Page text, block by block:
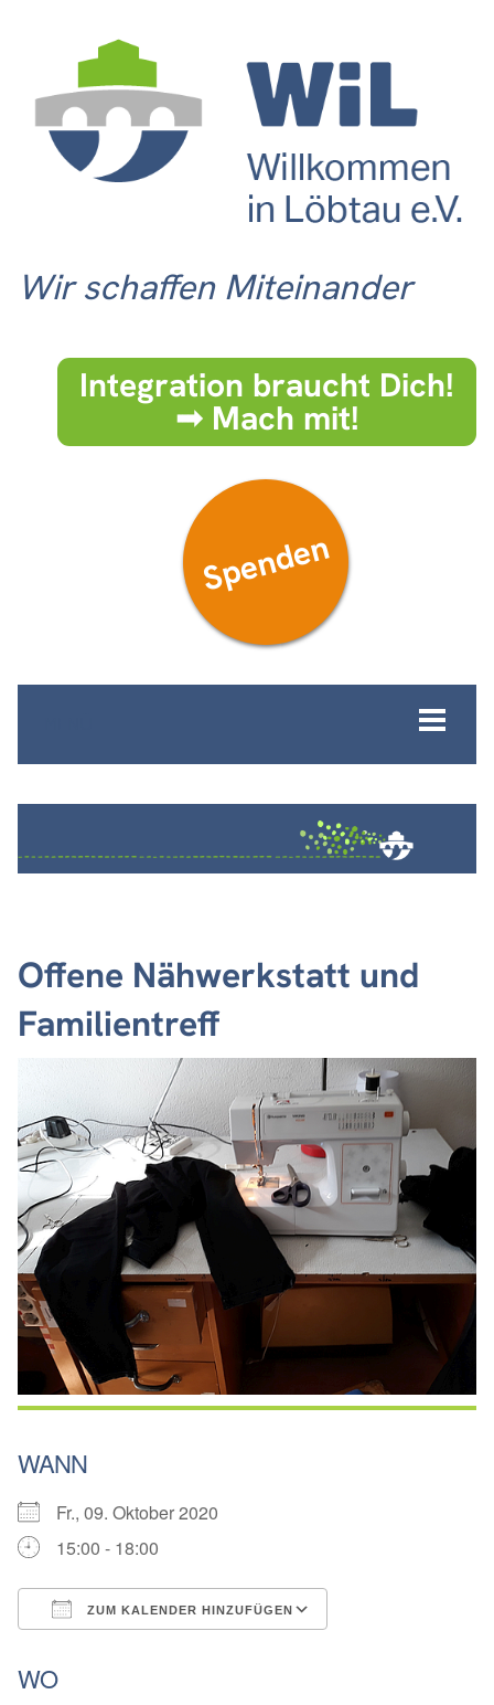
Wir schaffen Miteinander
Integration braucht Dich!
➟ Mach mit!
Spenden
Offene Nähwerkstatt und
Familientreff
WANN
Fr., 09. Oktober 2020
15:00 - 18:00
ZUM KALENDER HINZUFÜGEN
WO